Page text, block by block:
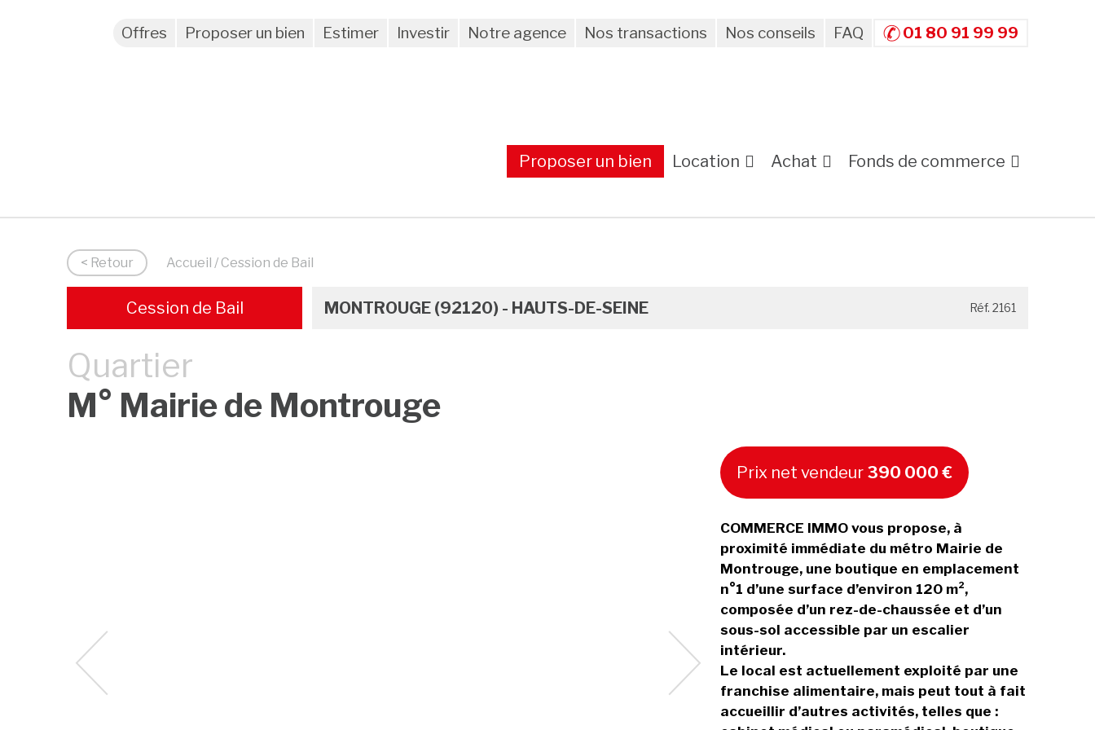
Offres Proposer un bien Estimer Investir Notre agence Nos transactions Nos conseils FAQ 01 80 91 99 99
Proposer un bien Location Achat Fonds de commerce
< Retour Accueil / Cession de Bail
Cession de Bail MONTROUGE (92120) - HAUTS-DE-SEINE Réf. 2161
Quartier
M° Mairie de Montrouge
Prix net vendeur 390 000 €
COMMERCE IMMO vous propose, à
proximité immédiate du métro Mairie de
Montrouge, une boutique en emplacement
n°1 d’une surface d’environ 120 m²,
composée d’un rez-de-chaussée et d’un
sous-sol accessible par un escalier
intérieur.
Le local est actuellement exploité par une
franchise alimentaire, mais peut tout à fait
accueillir d’autres activités, telles que :